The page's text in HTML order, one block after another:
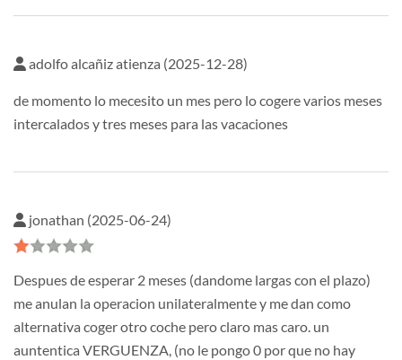
adolfo alcañiz atienza (2025-12-28)
de momento lo mecesito un mes pero lo cogere varios meses
intercalados y tres meses para las vacaciones
jonathan (2025-06-24)
Despues de esperar 2 meses (dandome largas con el plazo)
me anulan la operacion unilateralmente y me dan como
alternativa coger otro coche pero claro mas caro. un
auntentica VERGUENZA, (no le pongo 0 por que no hay